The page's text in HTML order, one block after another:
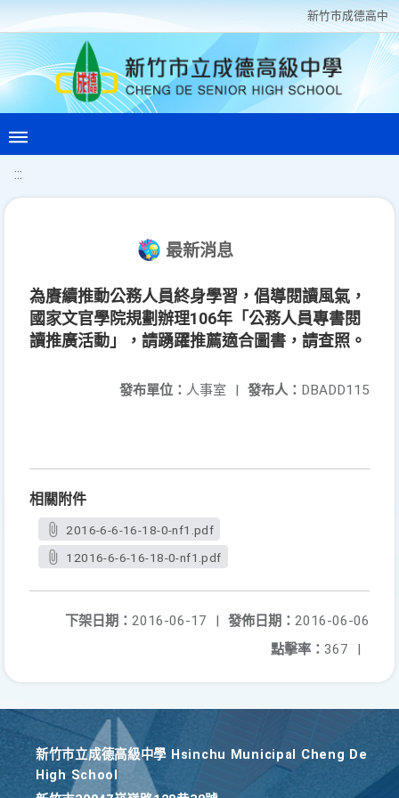
新竹巿成德高中
:::
最新消息
為賡續推動公務人員終身學習，倡導閱讀風氣，
國家文官學院規劃辦理106年「公務人員專書閱
讀推廣活動」，請踴躍推薦適合圖書，請查照。
發布人： DBADD115
發布單位： 人事室 |
相關附件
2016-6-6-16-18-0-nf1.pdf
12016-6-6-16-18-0-nf1.pdf
發佈日期： 2016-06-06
下架日期： 2016-06-17
|
點擊率： 367 |
新竹巿立成德高級中學 Hsinchu Municipal Cheng De
High School